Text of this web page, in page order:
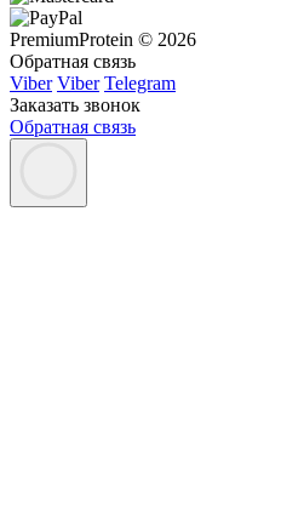
PremiumProtein © 2026
Обратная связь
Viber Viber Telegram
Заказать звонок
Обратная связь